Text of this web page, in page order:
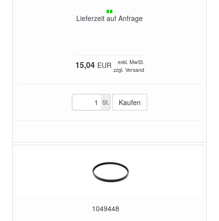
Lieferzeit auf Anfrage
15,04 EUR
exkl. MwSt.
zzgl. Versand
St.
1049448